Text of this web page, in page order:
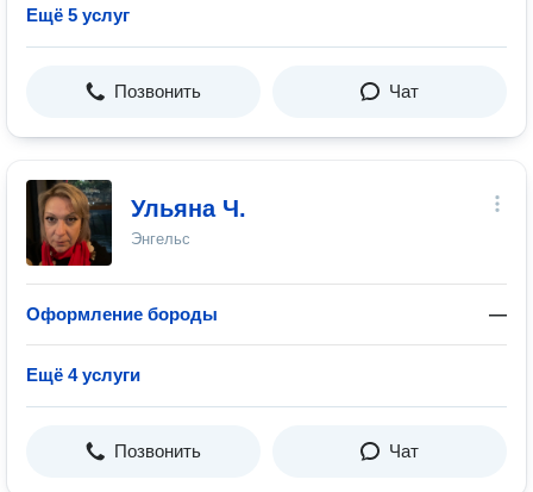
Ещё 5 услуг
Позвонить Чат
Ульяна Ч.
Энгельс
Оформление бороды —
Ещё 4 услуги
Позвонить Чат